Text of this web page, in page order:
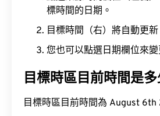
標時間的日期。
目標時間（右）將自動更新
您也可以點選日期欄位來變
目標時區目前時間是多
目標時區目前時間為 August 6th